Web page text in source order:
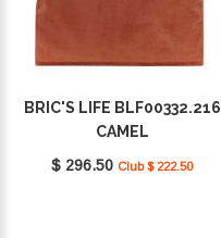
BRIC'S LIFE BLF00332.216
CAMEL
$ 296.50 Club $ 222.50